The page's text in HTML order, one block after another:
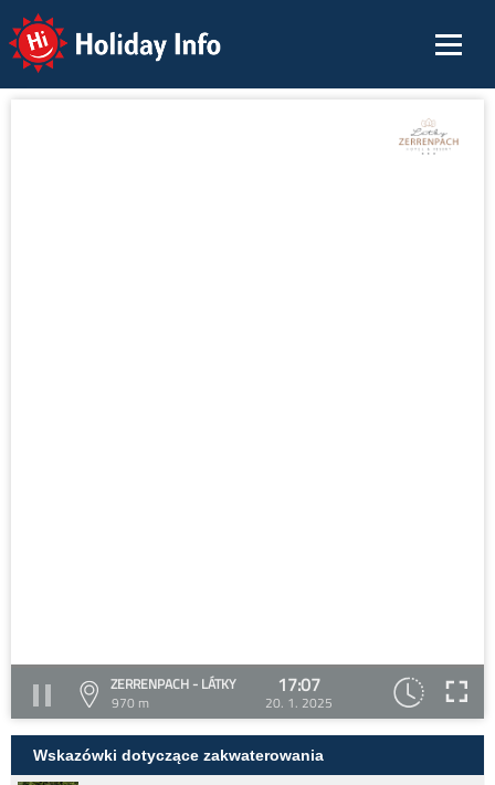
Holiday Info
ZERRENPACH - LÁTKY
970 m
17:07
20. 1. 2025
Wskazówki dotyczące zakwaterowania